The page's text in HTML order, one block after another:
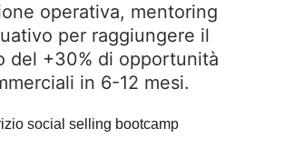
operativa, mentoring
per raggiungere il
del +30% di opportunità
in 6-12 mesi.